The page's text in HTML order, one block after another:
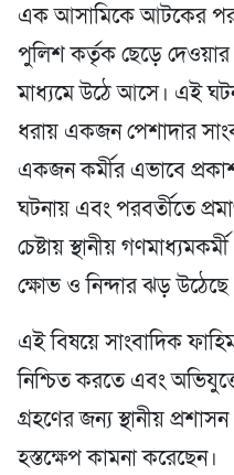
এক আসামিকে আটকের পর
পুলিশ কর্তৃক ছেড়ে দেওয়ার
মাধ্যমে উঠে আসে। এই
ধরায় একজন পেশাদার
একজন কর্মীর এভাবে
ঘটনায় এবং পরবর্তীতে
চেষ্টায় স্থানীয়
ক্ষোভ ও নিন্দার ঝড়
এই বিষয়ে সাংবাদিক
নিশ্চিত করতে এবং
গ্রহণের জন্য স্থানীয়
হস্তক্ষেপ কামনা করেছেন।